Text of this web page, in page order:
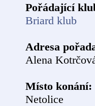
Pořádající
Briard klub
Adresa
Alena
Místo konání:
Netolice